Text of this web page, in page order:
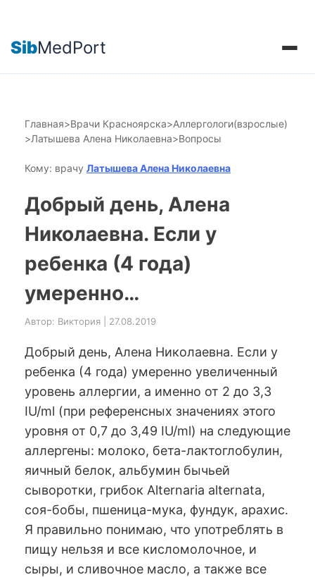
SibMedPort
Главная>Врачи Красноярска>Аллергологи(взрослые)
>Латышева Алена Николаевна>Вопросы
Кому: врачу Латышева Алена Николаевна
Добрый день, Алена
Николаевна. Если у
ребенка (4 года)
умеренно…
Автор: Виктория | 27.08.2019
Добрый день, Алена Николаевна. Если у
ребенка (4 года) умеренно увеличенный
уровень аллергии, а именно от 2 до 3,3
IU/ml (при референсных значениях этого
уровня от 0,7 до 3,49 IU/ml) на следующие
аллергены: молоко, бета-лактоглобулин,
яичный белок, альбумин бычьей
сыворотки, грибок Alternaria alternata,
соя-бобы, пшеница-мука, фундук, арахис.
Я правильно понимаю, что употреблять в
пищу нельзя и все кисломолочное, и
сыры, и сливочное масло, а также все